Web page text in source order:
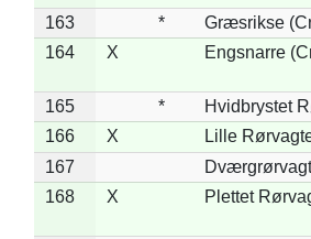
163 *
Græsrikse
164
X Engsnarre
165 *
Hvidbrystet
166
X
Lille
167
168
X Plettet